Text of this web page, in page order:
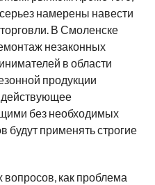
намерены навести
В Смоленске
незаконных
в области
продукции
действующее
без необходимых
будут применять строгие
как проблема